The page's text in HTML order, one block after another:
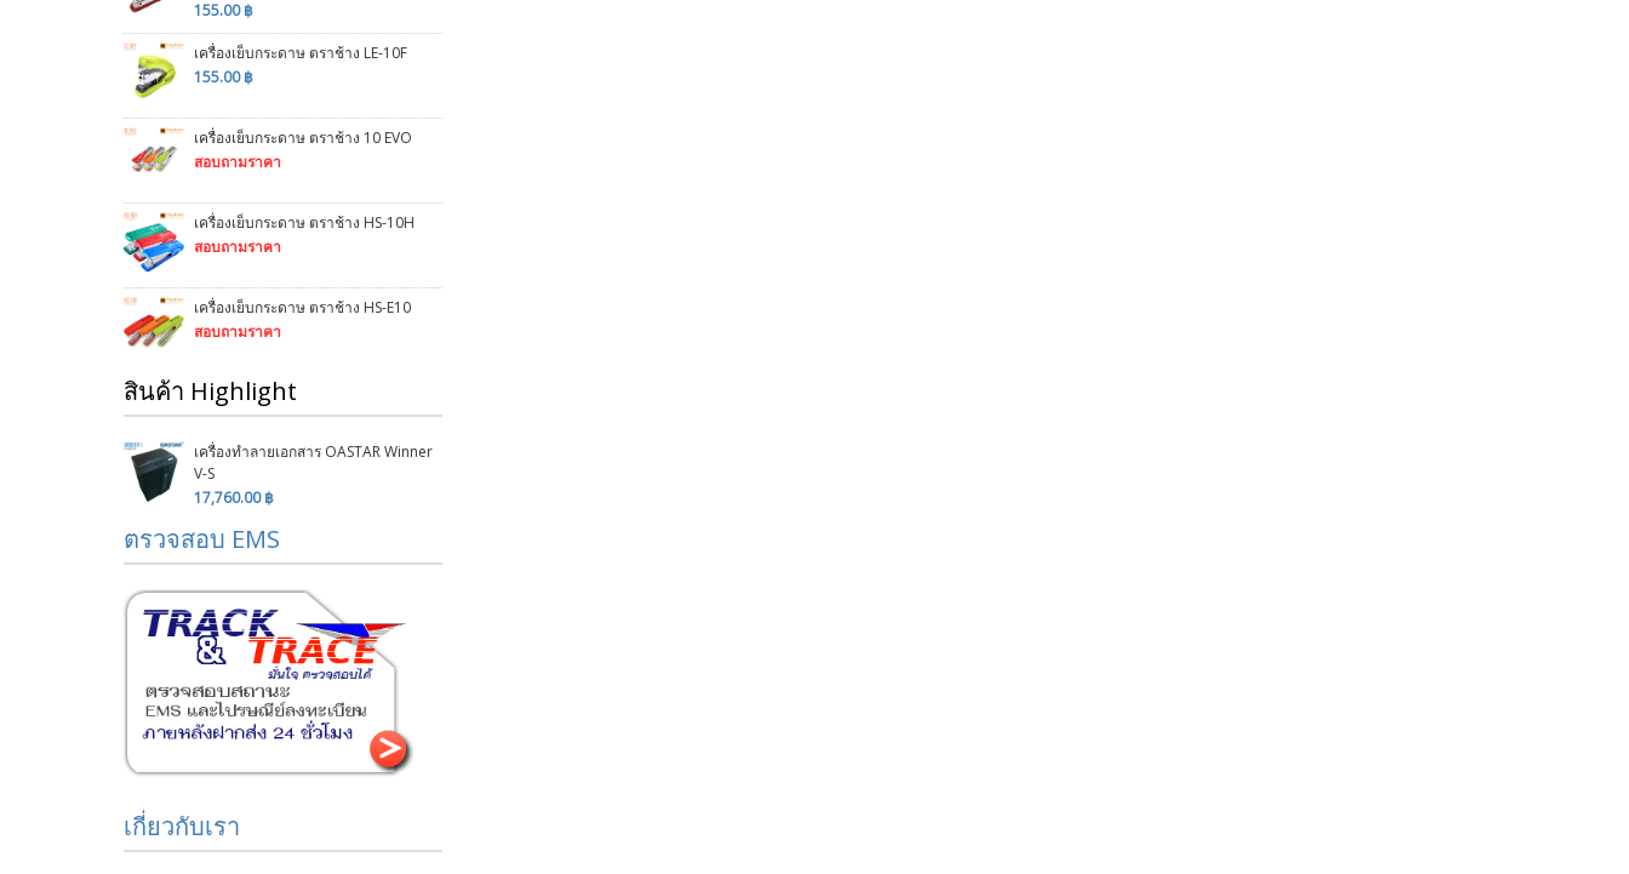
155.00 ฿
เครื่องเย็บกระดาษ ตราช้าง LE-10F
155.00 ฿
เครื่องเย็บกระดาษ ตราช้าง 10 EVO
สอบถามราคา
เครื่องเย็บกระดาษ ตราช้าง HS-10H
สอบถามราคา
เครื่องเย็บกระดาษ ตราช้าง HS-E10
สอบถามราคา
สินค้า Highlight
เครื่องทำลายเอกสาร OASTAR Winner
V-S
17,760.00 ฿
ตรวจสอบ EMS
เกี่ยวกับเรา